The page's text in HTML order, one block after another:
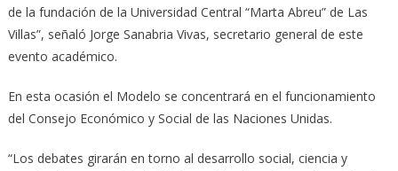
de la fundación de la Universidad Central “Marta Abreu”de Las
Villas”, señaló Jorge Sanabria Vivas, secretario general de este
evento académico.
En esta ocasión el Modelo se concentrará en el funcionamiento
del Consejo Económico y Social de las Naciones Unidas.
“Los debates girarán en torno al desarrollo social, ciencia y